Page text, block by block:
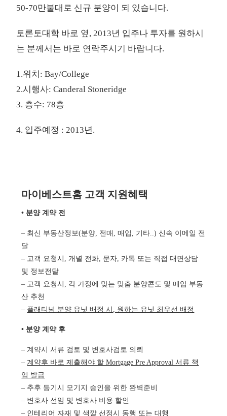
50-70만불대로 신규 분양이 되 있습니다.
토론토대학 바로 옆, 2013년 입주나 투자를 원하시
는 분께서는 바로 연락주시기 바랍니다.
1.위치: Bay/College
2.시행사: Canderal Stoneridge
3. 층수: 78층
4. 입주예정 : 2013년.
마이베스트홈 고객 지원혜택
• 분양 계약 전
– 최신 부동산정보(분양, 전매, 매입, 기타..) 신속 이메일 전
달
– 고객 요청시, 개별 전화, 문자, 카톡 또는 직접 대면상담
및 정보전달
– 고객 요청시, 각 가정에 맞는 맞춤 분양콘도 및 매입 부동
산 추천
– 플래티넘 분양 유닛 배정 시, 원하는 유닛 최우선 배정
• 분양 계약 후
– 계약시 서류 검토 및 변호사검토 의뢰
–계약후 바로 제출해야 할 Mortgage Pre Approval 서류 책
임 발급
– 추후 등기시 모기지 승인을 위한 완벽준비
– 변호사 선임 및 변호사 비용 할인
– 인테리어 자재 및 색깔 선정시 동행 또는 대행